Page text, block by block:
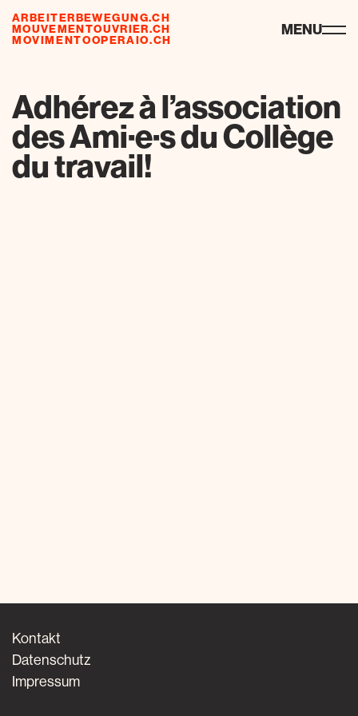
ARBEITERBEWEGUNG.CH
MOUVEMENTOUVRIER.CH
MOVIMENTOOPERAIO.CH
ressourcen MENU
Adhérez à l’association
des Ami·e·s du Collège
du travail!
Kontakt
Datenschutz
Impressum